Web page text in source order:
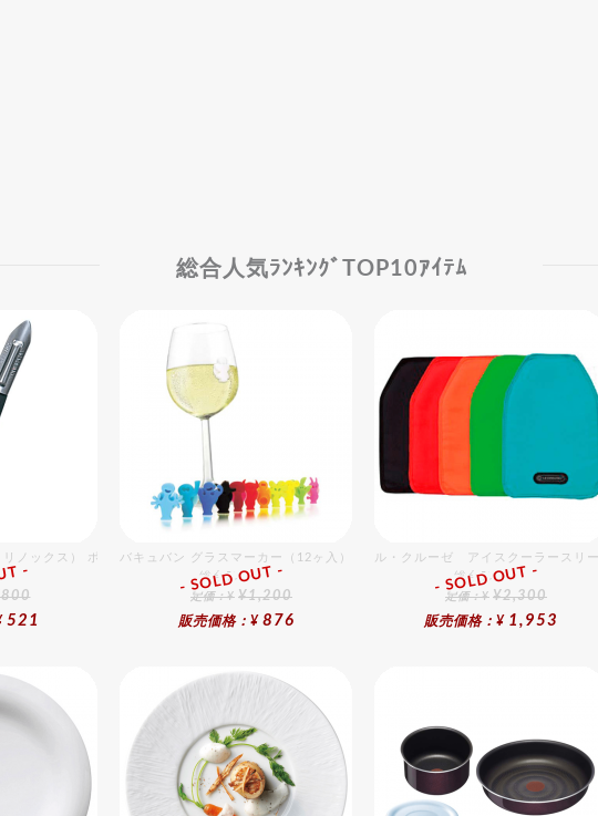
総合人気ﾗﾝｷﾝｸﾞTOP10ｱｲﾃﾑ
リノックス） ポテトピーラー ６cm
ﾞ
521
-
バキュバン グラスマーカー（12ヶ入）
総合ﾗﾝｷﾝｸﾞ
定価：¥ ¥1,200
販売価格：¥ 876
- SOLD OUT -
ル・クルーゼ アイスクーラースリ
総合ﾗﾝｷﾝｸﾞ
定価：¥ ¥2,300
販売価格：¥ 1,953
- SOLD OUT -